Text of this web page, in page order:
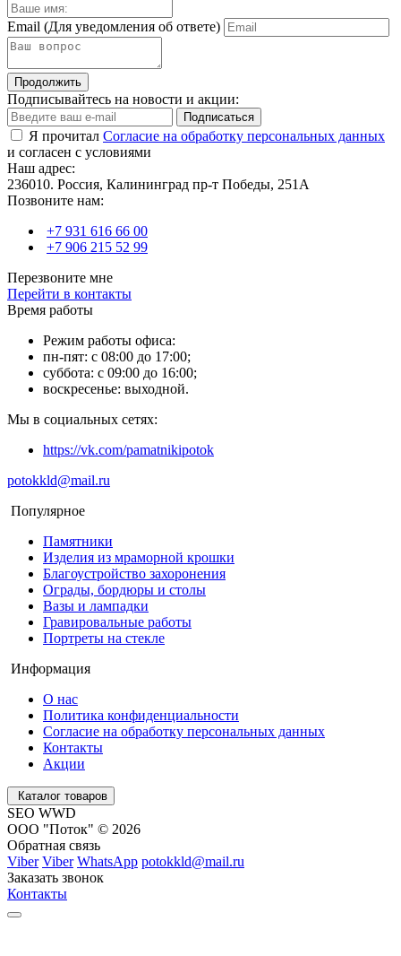
Email (Для уведомления об ответе)
Продолжить
Подписывайтесь на новости и акции:
Подписаться
Я прочитал Согласие на обработку персональных данных
и согласен с условиями
Наш адрес:
236010. Россия, Калининград пр-т Победы, 251А
Позвоните нам:
+7 931 616 66 00
+7 906 215 52 99
Перезвоните мне
Перейти в контакты
Время работы
Режим работы офиса:
пн-пят: с 08:00 до 17:00;
суббота: с 09:00 до 16:00;
воскресенье: выходной.
Мы в социальных сетях:
https://vk.com/pamatnikipotok
potokkld@mail.ru
Популярное
Памятники
Изделия из мраморной крошки
Благоустройство захоронения
Ограды, бордюры и столы
Вазы и лампадки
Гравировальные работы
Портреты на стекле
Информация
О нас
Политика конфиденциальности
Согласие на обработку персональных данных
Контакты
Акции
Каталог товаров
SEO WWD
ООО "Поток" © 2026
Обратная связь
Viber Viber WhatsApp potokkld@mail.ru
Заказать звонок
Контакты